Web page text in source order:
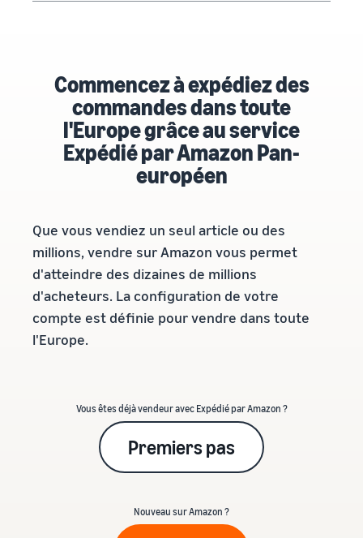
Commencez à expédiez des
commandes dans toute
l'Europe grâce au service
Expédié par Amazon Pan-
européen
Que vous vendiez un seul article ou des
millions, vendre sur Amazon vous permet
d'atteindre des dizaines de millions
d'acheteurs. La configuration de votre
compte est définie pour vendre dans toute
l'Europe.
Vous êtes déjà vendeur avec Expédié par Amazon ?
Premiers pas
Nouveau sur Amazon ?